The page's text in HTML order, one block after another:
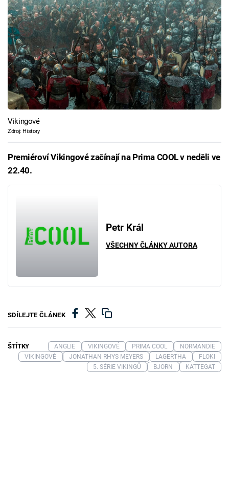
Vikingové
Zdroj: History
Premiéroví Vikingové začínají na Prima COOL v neděli ve
22.40.
Petr Král
VŠECHNY ČLÁNKY AUTORA
SDÍLEJTE ČLÁNEK
ŠTÍTKY ANGLIE VIKINGOVÉ PRIMA COOL
NORMANDIE
VIKINGOVÉ
JONATHAN RHYS MEYERS LAGERTHA
FLOKI
5. SÉRIE VIKINGŮ
BJORN KATTEGAT